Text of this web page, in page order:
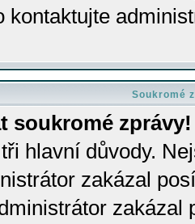
kontaktujte
Soukromé
soukromé zprávy!
hlavní důvody.
zakázal
zakázal